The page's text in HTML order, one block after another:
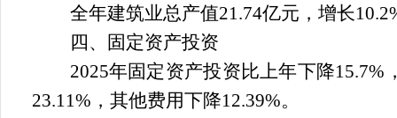
全年建筑业总产值21.74亿元，增长
四、固定资产投资
2025年固定资产投资比上年下降15.7%
23.11% ，其他费用下降12.39%。